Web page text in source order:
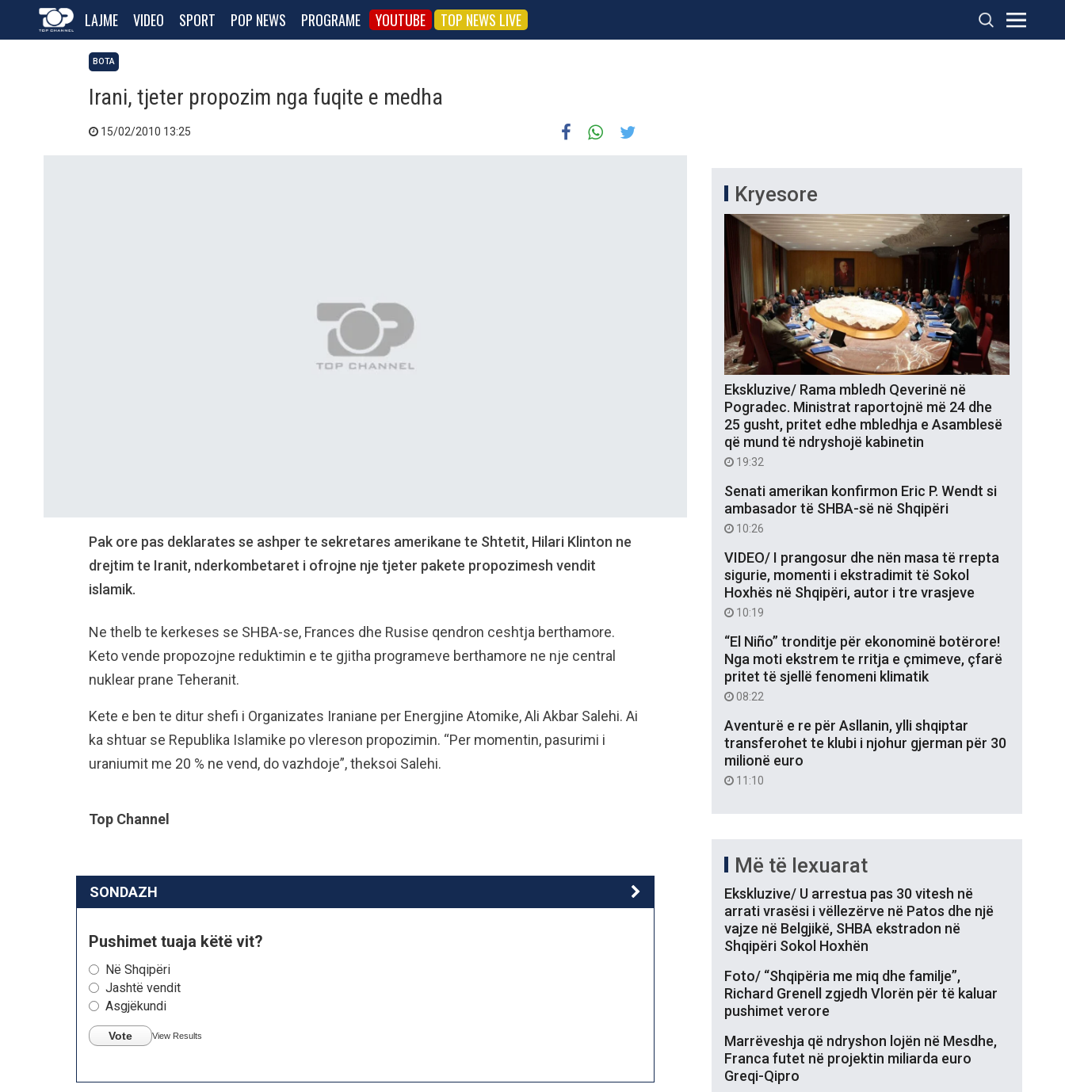
LAJME VIDEO SPORT POP NEWS PROGRAME YOUTUBE TOP NEWS LIVE
BOTA
Irani, tjeter propozim nga fuqite e medha
15/02/2010 13:25
Pak ore pas deklarates se ashper te sekretares amerikane te Shtetit, Hilari Klinton ne
drejtim te Iranit, nderkombetaret i ofrojne nje tjeter pakete propozimesh vendit
islamik.
Ne thelb te kerkeses se SHBA-se, Frances dhe Rusise qendron ceshtja berthamore.
Keto vende propozojne reduktimin e te gjitha programeve berthamore ne nje central
nuklear prane Teheranit.
Kete e ben te ditur shefi i Organizates Iraniane per Energjine Atomike, Ali Akbar Salehi. Ai
ka shtuar se Republika Islamike po vlereson propozimin. “Per momentin, pasurimi i
uraniumit me 20 % ne vend, do vazhdoje”, theksoi Salehi.
Top Channel
SONDAZH
Pushimet tuaja këtë vit?
Në Shqipëri
Jashtë vendit
Asgjëkundi
Vote View Results
Kryesore
Ekskluzive/ Rama mbledh Qeverinë në
Pogradec. Ministrat raportojnë më 24 dhe
25 gusht, pritet edhe mbledhja e Asamblesë
që mund të ndryshojë kabinetin
19:32
Senati amerikan konfirmon Eric P. Wendt si
ambasador të SHBA-së në Shqipëri
10:26
VIDEO/ I prangosur dhe nën masa të rrepta
sigurie, momenti i ekstradimit të Sokol
Hoxhës në Shqipëri, autor i tre vrasjeve
10:19
“El Niño” tronditje për ekonominë botërore!
Nga moti ekstrem te rritja e çmimeve, çfarë
pritet të sjellë fenomeni klimatik
08:22
Aventurë e re për Asllanin, ylli shqiptar
transferohet te klubi i njohur gjerman për 30
milionë euro
11:10
Më të lexuarat
Ekskluzive/ U arrestua pas 30 vitesh në
arrati vrasësi i vëllezërve në Patos dhe një
vajze në Belgjikë, SHBA ekstradon në
Shqipëri Sokol Hoxhën
Foto/ “Shqipëria me miq dhe familje”,
Richard Grenell zgjedh Vlorën për të kaluar
pushimet verore
Marrëveshja që ndryshon lojën në Mesdhe,
Franca futet në projektin miliarda euro
Greqi-Qipro